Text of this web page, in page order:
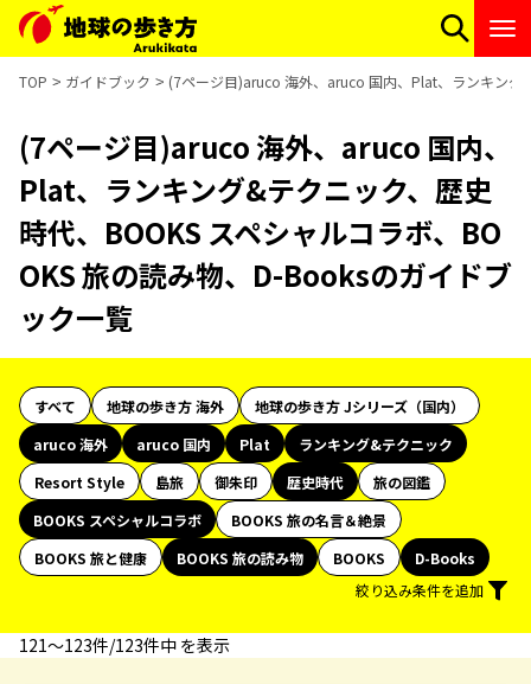
TOP ガイドブック (7ページ目)aruco 海外、aruco 国内、Plat、ランキング
(7ページ目)aruco 海外、aruco 国内、
Plat、ランキング&テクニック、歴史
時代、BOOKS スペシャルコラボ、BO
OKS 旅の読み物、D-Booksのガイドブ
ック一覧
すべて 地球の歩き方 海外
地球の歩き方 Jシリーズ（国内）
aruco 海外
aruco 国内 Plat
ランキング&テクニック
Resort Style
島旅 御朱印 歴史時代
旅の図鑑
BOOKS スペシャルコラボ
BOOKS 旅の名言＆絶景
BOOKS 旅と健康
BOOKS 旅の読み物 BOOKS
D-Books
絞り込み条件を追加
121〜123件/123件中 を表示